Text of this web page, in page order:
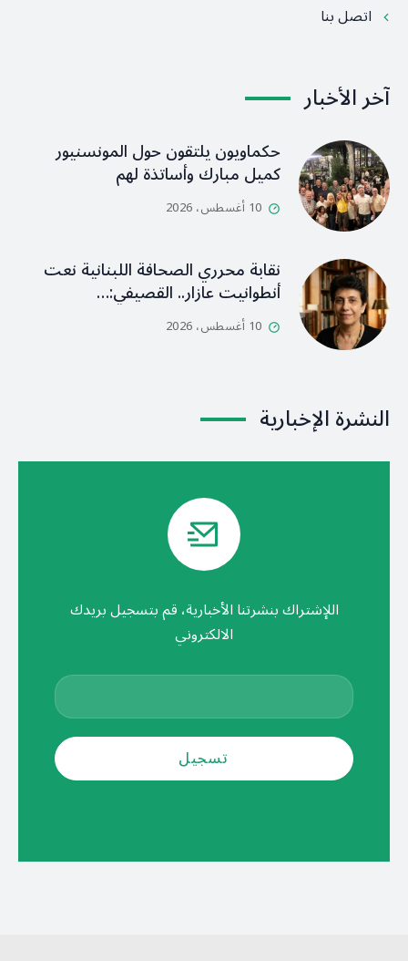
اتصل بنا
آخر الأخبار
حكماويون يلتقون حول المونسنيور
كميل مبارك وأساتذة لهم
10 أغسطس، 2026
نقابة محرري الصحافة اللبنانية نعت
أنطوانيت عازار.. القصيفي:…
10 أغسطس، 2026
النشرة الإخبارية
اللإشتراك بنشرتنا الأخبارية، قم بتسجيل بريدك
الالكتروني